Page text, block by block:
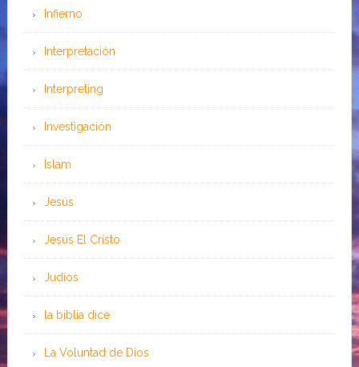
Infierno
Interpretación
Interpreting
Investigación
Islam
Jesús
Jesús El Cristo
Judíos
la biblia dice
La Voluntad de Dios